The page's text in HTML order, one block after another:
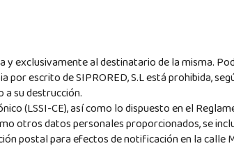
y exclusivamente al destinatario de la misma.
escrito de SIPRORED, S.L está prohibida,
a su destrucción.
(LSSI-CE), así como lo dispuesto en el
otros datos personales proporcionados, se
postal para efectos de notificación en la calle